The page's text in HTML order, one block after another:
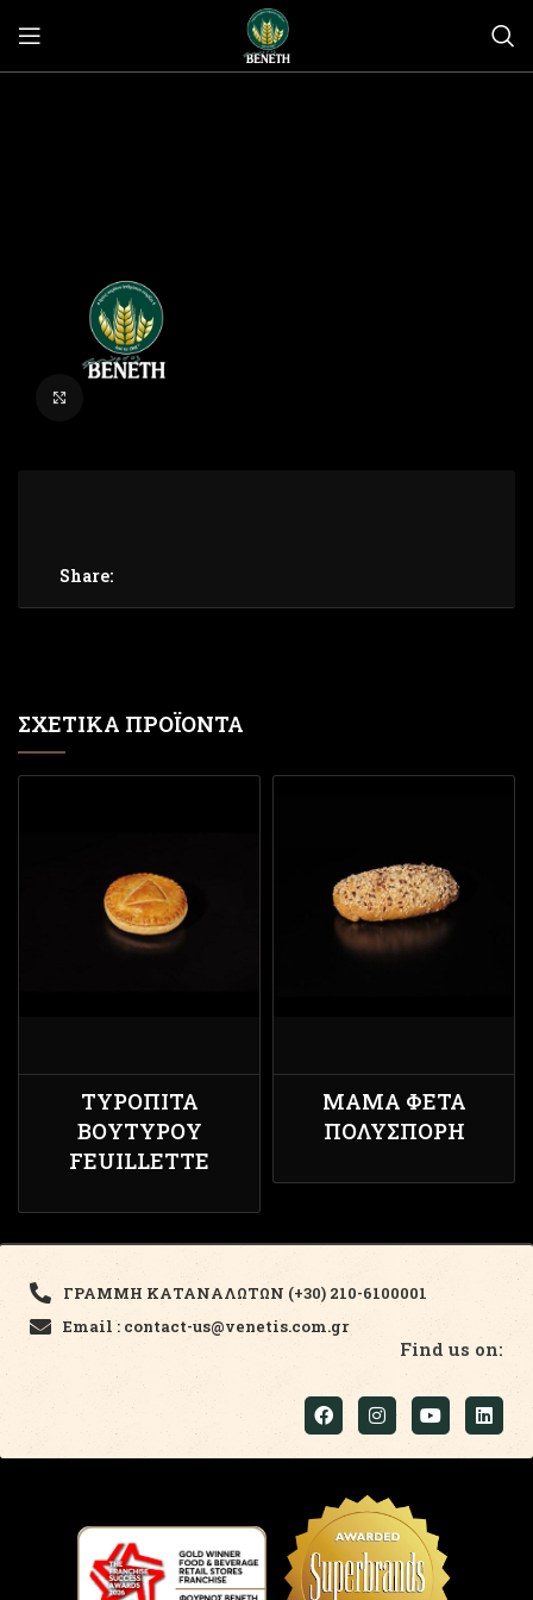
Share:
ΣΧΕΤΙΚΆ ΠΡΟΪΌΝΤΑ
ΤΥΡΌΠΙΤΑ
ΒΟΥΤΎΡΟΥ
FEUILLETTE
ΜΆΜΑ ΦΈΤΑ
ΠΟΛΎΣΠΟΡΗ
ΓΡΑΜΜΗ ΚΑΤΑΝΑΛΩΤΩΝ (+30) 210-6100001
Email : contact-us@venetis.com.gr
Find us on: